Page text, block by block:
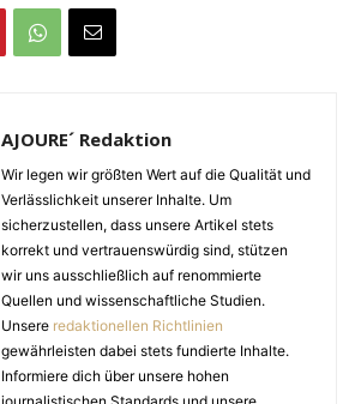
AJOURE´ Redaktion
Wir legen wir größten Wert auf die Qualität und
Verlässlichkeit unserer Inhalte. Um
sicherzustellen, dass unsere Artikel stets
korrekt und vertrauenswürdig sind, stützen
wir uns ausschließlich auf renommierte
Quellen und wissenschaftliche Studien.
Unsere redaktionellen Richtlinien
gewährleisten dabei stets fundierte Inhalte.
Informiere dich über unsere hohen